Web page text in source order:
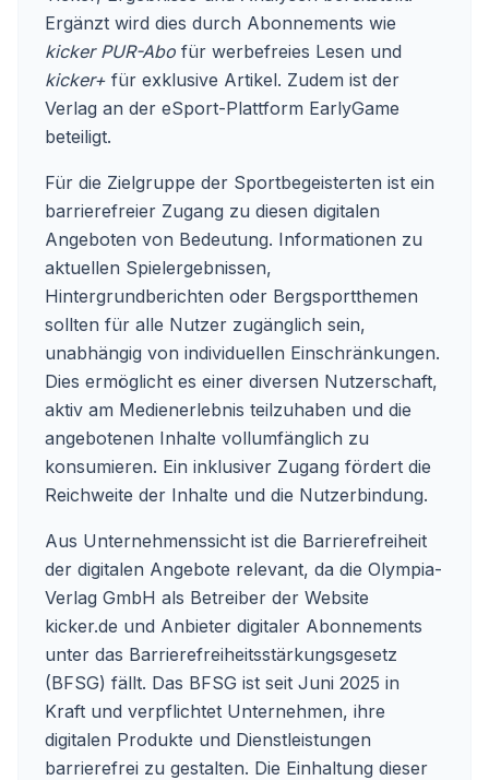
Ergänzt wird dies durch Abonnements wie
kicker PUR-Abo für werbefreies Lesen und
kicker+ für exklusive Artikel. Zudem ist der
Verlag an der eSport-Plattform EarlyGame
beteiligt.
Für die Zielgruppe der Sportbegeisterten ist ein
barrierefreier Zugang zu diesen digitalen
Angeboten von Bedeutung. Informationen zu
aktuellen Spielergebnissen,
Hintergrundberichten oder Bergsportthemen
sollten für alle Nutzer zugänglich sein,
unabhängig von individuellen Einschränkungen.
Dies ermöglicht es einer diversen Nutzerschaft,
aktiv am Medienerlebnis teilzuhaben und die
angebotenen Inhalte vollumfänglich zu
konsumieren. Ein inklusiver Zugang fördert die
Reichweite der Inhalte und die Nutzerbindung.
Aus Unternehmenssicht ist die Barrierefreiheit
der digitalen Angebote relevant, da die Olympia-
Verlag GmbH als Betreiber der Website
kicker.de und Anbieter digitaler Abonnements
unter das Barrierefreiheitsstärkungsgesetz
(BFSG) fällt. Das BFSG ist seit Juni 2025 in
Kraft und verpflichtet Unternehmen, ihre
digitalen Produkte und Dienstleistungen
barrierefrei zu gestalten. Die Einhaltung dieser